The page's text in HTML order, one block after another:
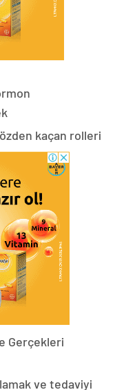
kaçan rolleri
Gerçekleri
ve tedaviyi